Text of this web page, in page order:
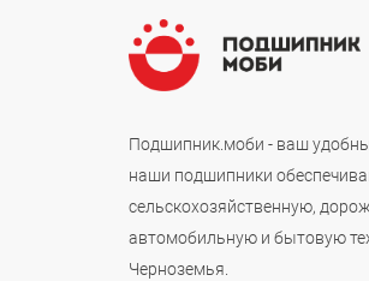
Подшипник.моби - ваш
наши подшипники
сельскохозяйственную,
автомобильную и бытовую
Черноземья.